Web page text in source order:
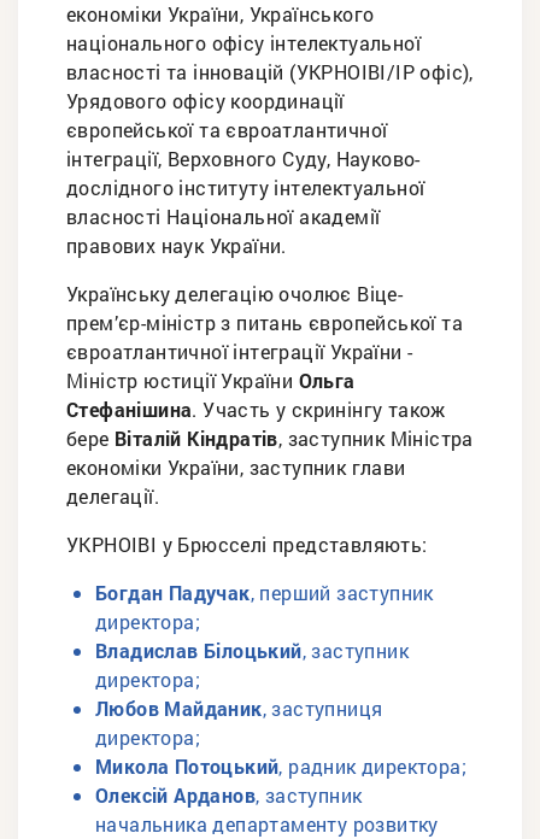
економіки України, Українського
національного офісу інтелектуальної
власності та інновацій (УКРНОІВІ/IP офіс),
Урядового офісу координації
європейської та євроатлантичної
інтеграції, Верховного Суду, Науково-
дослідного інституту інтелектуальної
власності Національної академії
правових наук України.
Українську делегацію очолює Віце-
прем’єр-міністр з питань європейської та
євроатлантичної інтеграції України -
Міністр юстиції України Ольга
Стефанішина. Участь у скринінгу також
бере Віталій Кіндратів, заступник Міністра
економіки України, заступник глави
делегації.
УКРНОІВІ у Брюсселі представляють:
Богдан Падучак, перший заступник
директора;
Владислав Білоцький, заступник
директора;
Любов Майданик, заступниця
директора;
Микола Потоцький, радник директора;
Олексій Арданов, заступник
начальника департаменту розвитку